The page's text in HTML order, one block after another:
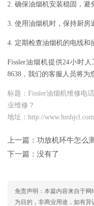
2. 确保油烟机安装稳固，避
3. 使用油烟机时，保持厨房
4. 定期检查油烟机的电线和
Fissler油烟机提供24小时
8638，我们的客服人员将为
标题：Fissler油烟机维修电
业维修？
地址：http://
上一篇： 功放机环牛怎么测量？
下一篇：没有了
免责声明：本篇内容来自于
为目的，非商业用途，如有异